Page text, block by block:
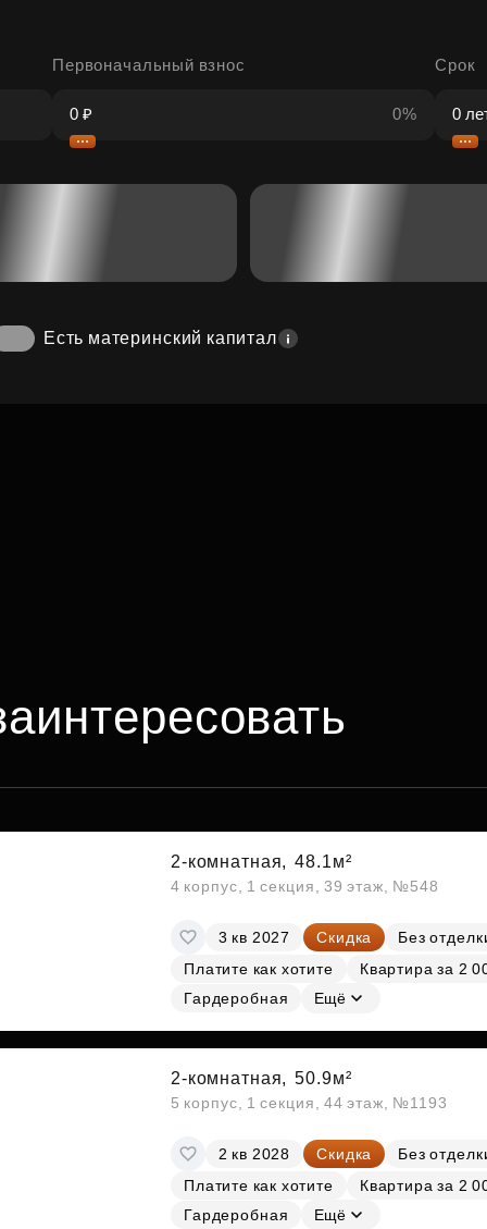
Первоначальный взнос
0%
Срок
Есть материнский капитал
2-комнатная, 48.1м²
4 корпус, 1 секция, 39 этаж, №548
3 кв 2027 Скидка
Без
Платите как хотите
Квартира за 2
Гардеробная
Ещё
2-комнатная, 50.9м²
5 корпус, 1 секция, 44 этаж, №1193
2 кв 2028 Скидка
Без
Платите как хотите
Квартира за 2
Гардеробная
Ещё